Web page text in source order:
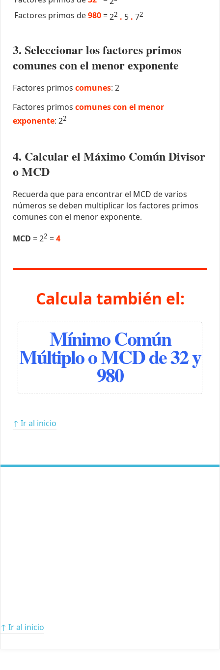
Factores primos de980 =22 . 5 . 72
3. Seleccionar los factores primos
comunes con el menor exponente
Factores primos comunes: 2
Factores primos comunes con el menor
exponente: 22
4. Calcular el Máximo Común Divisor
o MCD
Recuerda que para encontrar el MCD de varios
números se deben multiplicar los factores primos
comunes con el menor exponente.
MCD = 22 =4
Calcula también el:
Mínimo Común
Múltiplo o MCD de 32 y
980
↑ Ir al inicio
↑ Ir al inicio